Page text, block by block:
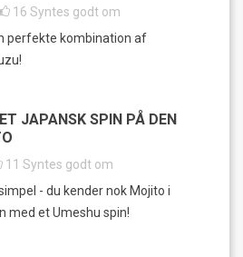
16 Syntes godt om
perfekte kombination af
JAPANSK SPIN PÅ DEN
11 Syntes godt om
- du kender nok Mojito i
med et Umeshu spin!